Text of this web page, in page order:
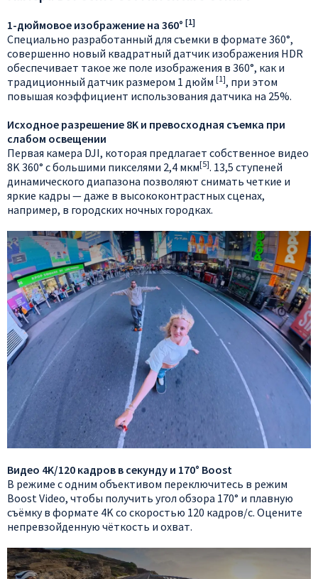
1-дюймовое изображение на 360° [1]
Специально разработанный для съемки в формате 360°,
совершенно новый квадратный датчик изображения HDR
обеспечивает такое же поле изображения в 360°, как и
традиционный датчик размером 1 дюйм [1], при этом
повышая коэффициент использования датчика на 25%.
Исходное разрешение 8K и превосходная съемка при
слабом освещении
Первая камера DJI, которая предлагает собственное видео
8K 360° с большими пикселями 2,4 мкм[5]. 13,5 ступеней
динамического диапазона позволяют снимать четкие и
яркие кадры — даже в высококонтрастных сценах,
например, в городских ночных городках.
Видео 4K/120 кадров в секунду и 170° Boost
В режиме с одним объективом переключитесь в режим
Boost Video, чтобы получить угол обзора 170° и плавную
съёмку в формате 4K со скоростью 120 кадров/с. Оцените
непревзойденную чёткость и охват.